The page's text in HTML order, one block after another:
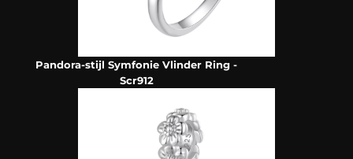
Pandora-stijl Symfonie Vlinder Ring -
Scr912